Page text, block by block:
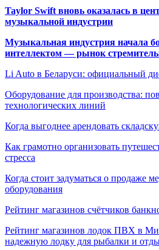
Taylor Swift вновь оказалась в
музыкальной индустрии
Музыкальная индустрия начала
интеллектом — рынок
Li Auto в Беларуси: официальный
Оборудование для производства:
технологических линий
Когда выгоднее арендовать
Как грамотно организовать
стресса
Когда стоит задуматься о продаже
оборудования
Рейтинг магазинов счётчиков
Рейтинг магазинов лодок ПВХ в
надежную лодку для рыбалки и